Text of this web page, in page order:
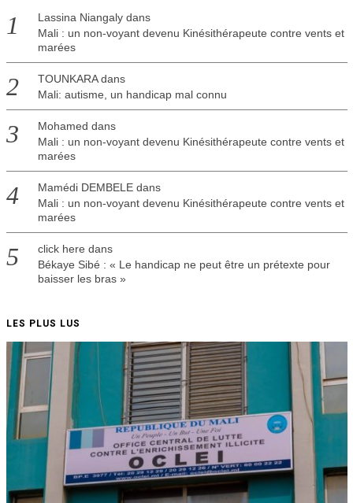
Lassina Niangalydans
Mali : un non-voyant devenu Kinésithérapeute contre vents et
marées
TOUNKARAdans
Mali: autisme, un handicap mal connu
Mohamed dans
Mali : un non-voyant devenu Kinésithérapeute contre vents et
marées
Mamédi DEMBELEdans
Mali : un non-voyant devenu Kinésithérapeute contre vents et
marées
click here dans
Békaye Sibé : « Le handicap ne peut être un prétexte pour
baisser les bras »
LES PLUS LUS